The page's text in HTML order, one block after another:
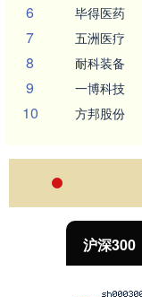
6 毕得医药
7 五洲医疗
8 耐科装备
9 一博科技
10 方邦股份
沪深300